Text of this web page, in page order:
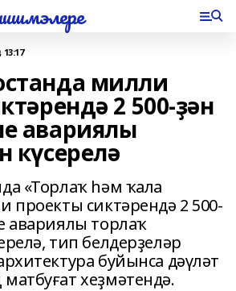
милли
2 500-ҙән
авариялы
күсерелә
«Торлаҡ һәм ҡала
проекты сиктәрендә 2 500-
авариялы торлаҡ
тип белдерҙеләр
буйынса дәүләт
хеҙмәтендә.